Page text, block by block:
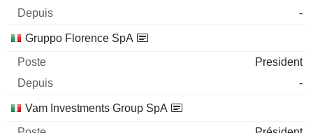
-
Gruppo Florence SpA
President
-
Vam Investments Group SpA